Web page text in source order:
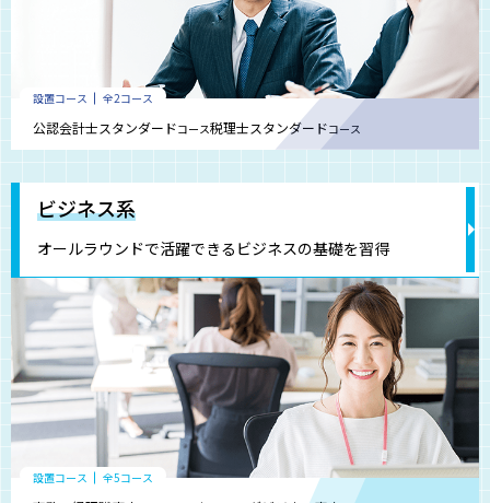
設置コース 全2コース
公認会計士スタンダードコース税理士スタンダードコース
ビジネス系
オールラウンドで活躍できるビジネスの基礎を習得
設置コース 全5コース